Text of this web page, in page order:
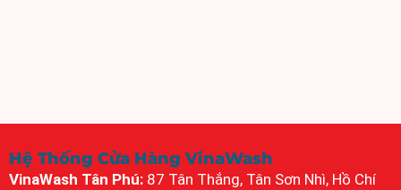
Hệ Thống Cửa Hàng VinaWash
VinaWash Tân Phú: 87 Tân Thắng, Tân Sơn Nhì, Hồ Chí